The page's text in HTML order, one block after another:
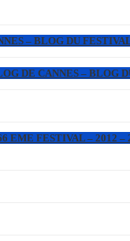
– BLOG DU
DE CANNES – BLOG
FESTIVAL – 2012 –